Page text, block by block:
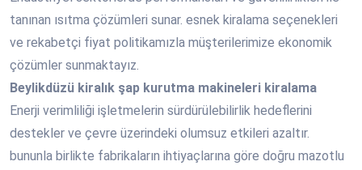
tanınan ısıtma çözümleri sunar. esnek kiralama seçenekleri
ve rekabetçi fiyat politikamızla müşterilerimize ekonomik
çözümler sunmaktayız.
Beylikdüzü kiralık şap kurutma makineleri kiralama
Enerji verimliliği işletmelerin sürdürülebilirlik hedeflerini
destekler ve çevre üzerindeki olumsuz etkileri azaltır.
bununla birlikte fabrikaların ihtiyaçlarına göre doğru mazotlu